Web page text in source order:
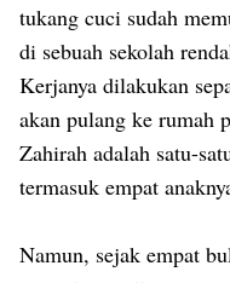
tukang cuci sudah
di sebuah sekolah
Kerjanya dilakukan
akan pulang ke rumah
Zahirah adalah satu-
termasuk empat
Namun, sejak empat